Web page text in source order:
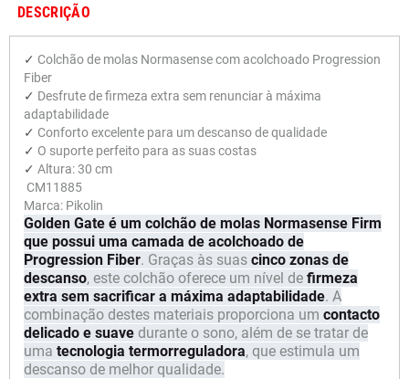
DESCRIÇÃO
✓ Colchão de molas Normasense com acolchoado Progression
Fiber
✓ Desfrute de firmeza extra sem renunciar à máxima
adaptabilidade
✓ Conforto excelente para um descanso de qualidade
✓ O suporte perfeito para as suas costas
✓ Altura: 30 cm
CM11885
Marca: Pikolin
Golden Gate é um colchão de molas Normasense Firm
que possui uma camada de acolchoado de
Progression Fiber. Graças às suas cinco zonas de
descanso, este colchão oferece um nível de firmeza
extra sem sacrificar a máxima adaptabilidade. A
combinação destes materiais proporciona um contacto
delicado e suave durante o sono, além de se tratar de
uma tecnologia termorreguladora, que estimula um
descanso de melhor qualidade.